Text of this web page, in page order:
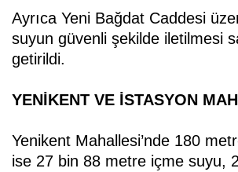
Ayrıca Yeni Bağdat Caddesi
suyun güvenli şekilde iletilmesi
getirildi.
YENİKENT VE İSTASYON
Yenikent Mahallesi’nde 180
ise 27 bin 88 metre içme suyu,